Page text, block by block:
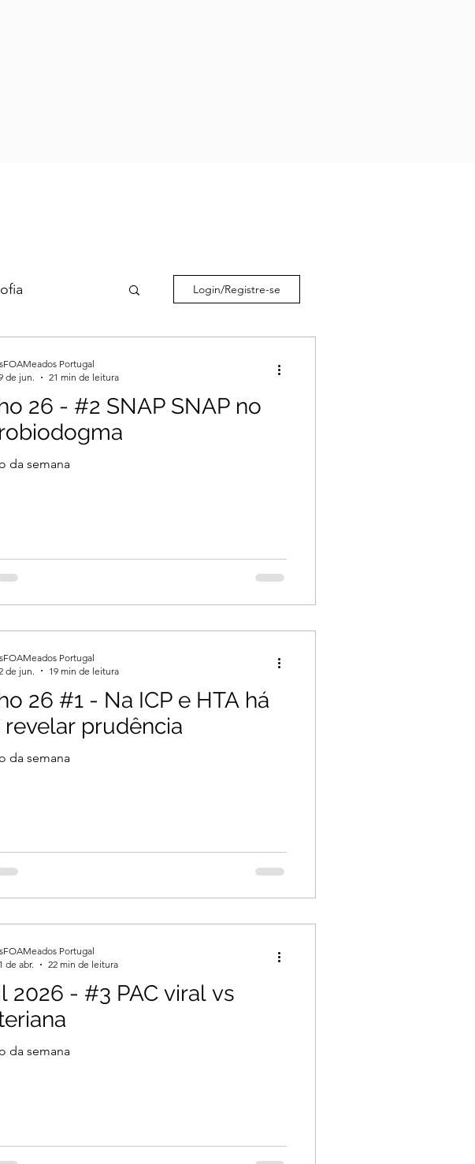
2024
Login/Registre-se
26 - #2 SNAP SNAP no
da semana
Portugal
de jun.
21 min de leitura
26 #1 - Na ICP e HTA há
revelar prudência
da semana
Portugal
de jun.
19 min de leitura
2026 - #3 PAC viral vs
da semana
Portugal
de abr.
22 min de leitura